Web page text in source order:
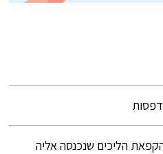
הליכים שנכנסה אליה